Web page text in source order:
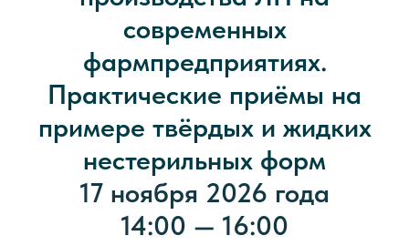
современных
фармпредприятиях.
Практические приёмы на
примере твёрдых и жидких
нестерильных форм
17 ноября 2026 года
14:00 — 16:00